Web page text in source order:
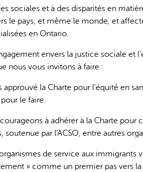
sociales et à des disparités en
le pays, et même le monde, et
en Ontario.
envers la justice sociale et
nous vous invitons à faire :
approuvé la Charte pour l’équité en
pour le faire.
à adhérer à la Charte pour
par l’ACSO, entre autres
de service aux immigrants
» comme un premier pas vers